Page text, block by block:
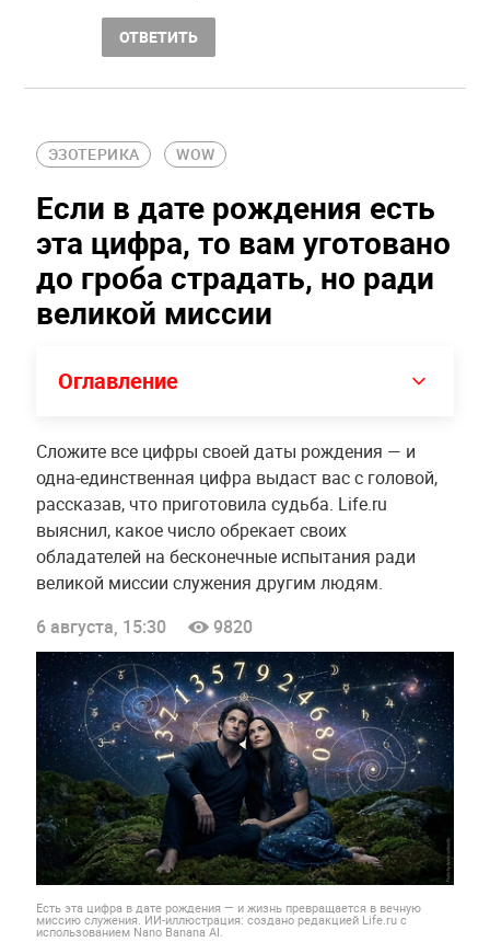
ОТВЕТИТЬ
ЭЗОТЕРИКА WOW
Если в дате рождения есть
эта цифра, то вам уготовано
до гроба страдать, но ради
великой миссии
Оглавление
Сложите все цифры своей даты рождения — и
одна-единственная цифра выдаст вас с головой,
рассказав, что приготовила судьба. Life.ru
выяснил, какое число обрекает своих
обладателей на бесконечные испытания ради
великой миссии служения другим людям.
6 августа, 15:30
9820
Есть эта цифра в дате рождения — и жизнь превращается в вечную
миссию служения. ИИ-иллюстрация: создано редакцией Life.ru с
использованием Nano Banana AI.